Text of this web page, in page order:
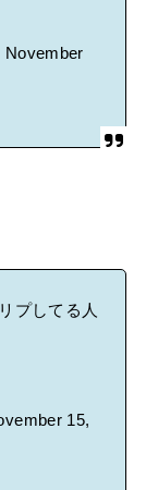
November
プしてる人
15,